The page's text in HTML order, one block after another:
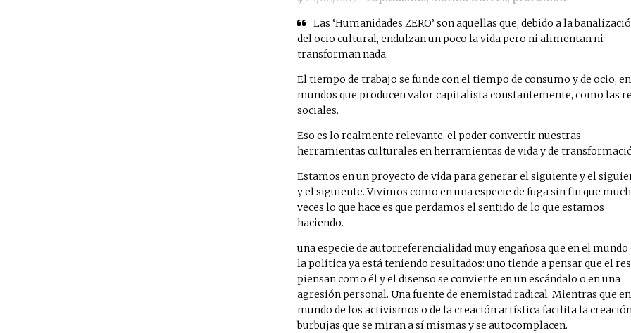
Las ‘Humanidades ZERO’ son aquellas que, debido a la
del ocio cultural, endulzan un poco la vida pero ni alimentan ni
transforman nada.
El tiempo de trabajo se funde con el tiempo de consumo y de ocio, en
mundos que producen valor capitalista constantemente, como las
sociales.
Eso es lo realmente relevante, el poder convertir nuestras
herramientas culturales en herramientas de vida y de
Estamos en un proyecto de vida para generar el siguiente y el
y el siguiente. Vivimos como en una especie de fuga sin fin que
veces lo que hace es que perdamos el sentido de lo que estamos
haciendo.
una especie de autorreferencialidad muy engañosa que en el mundo
la política ya está teniendo resultados: uno tiende a pensar que el
piensan como él y el disenso se convierte en un escándalo o en una
agresión personal. Una fuente de enemistad radical. Mientras que
mundo de los activismos o de la creación artística facilita la
burbujas que se miran a sí mismas y se autocomplacen.